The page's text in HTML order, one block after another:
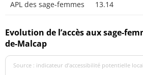
APL des sage-femmes 13.14
Evolution de l’accès aux sage-
de-Malcap
Source : indicateur d’accessibilité potentielle